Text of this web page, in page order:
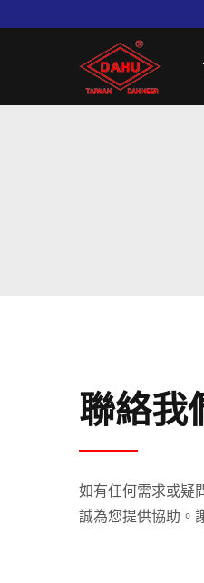
聯絡我
如有任何需求或疑
誠為您提供協助。